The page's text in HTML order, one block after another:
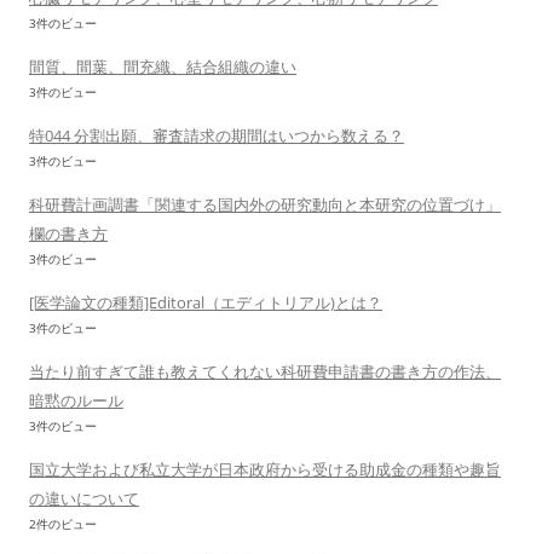
3件のビュー
間質、間葉、間充織、結合組織の違い
3件のビュー
特044 分割出願、審査請求の期間はいつから数える？
3件のビュー
科研費計画調書「関連する国内外の研究動向と本研究の位置づけ」
欄の書き方
3件のビュー
[医学論文の種類]Editoral（エディトリアル)とは？
3件のビュー
当たり前すぎて誰も教えてくれない科研費申請書の書き方の作法、
暗黙のルール
3件のビュー
国立大学および私立大学が日本政府から受ける助成金の種類や趣旨
の違いについて
2件のビュー